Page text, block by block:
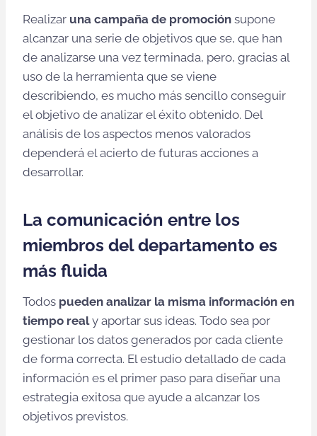
Realizar una campaña de promoción supone
alcanzar una serie de objetivos que se, que han
de analizarse una vez terminada, pero, gracias al
uso de la herramienta que se viene
describiendo, es mucho más sencillo conseguir
el objetivo de analizar el éxito obtenido. Del
análisis de los aspectos menos valorados
dependerá el acierto de futuras acciones a
desarrollar.
La comunicación entre los
miembros del departamento es
más fluida
Todos pueden analizar la misma información en
tiempo realy aportar sus ideas. Todo sea por
gestionar los datos generados por cada cliente
de forma correcta. El estudio detallado de cada
información es el primer paso para diseñar una
estrategia exitosa que ayude a alcanzar los
objetivos previstos.